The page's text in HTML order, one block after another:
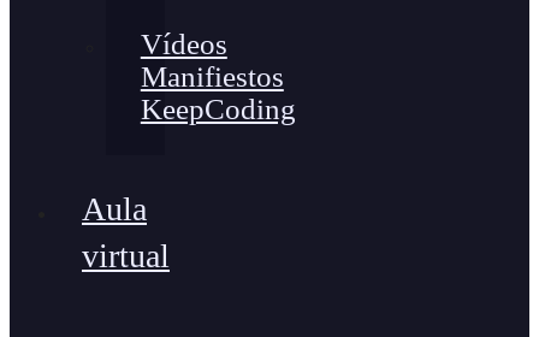
Vídeos
Manifiestos
KeepCoding
Aula
virtual